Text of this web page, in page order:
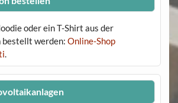
oder ein T-Shirt aus der
werden: Online-Shop